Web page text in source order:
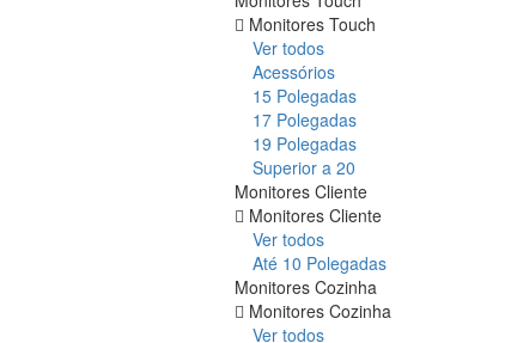
Monitores Touch
Ver todos
Acessórios
15 Polegadas
17 Polegadas
19 Polegadas
Superior a 20
Monitores Cliente
Monitores Cliente
Ver todos
Até 10 Polegadas
Monitores Cozinha
Monitores Cozinha
Ver todos